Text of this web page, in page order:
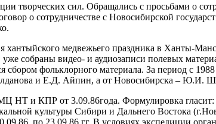
творческих сил. Обращались с просьбами о
о сотрудничестве с Новосибирской
медвежьего праздника в Ханты-
собраны видео- и аудиозаписи полевых
фольклорного материала. За период с
и Е.Д. Айпин, а от Новосибирска –
и КПР от 3.09.86года. Формулировка гласит:
культуры Сибири и Дальнего Востока
по 23.09.86 гг. В условиях экспедиции